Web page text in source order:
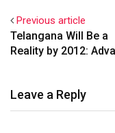
మాట్లాడుతూ తెలంగాణ
ఏర్పడిన తర్వాత అమెరికాలో
బతుకమ్మ వేడుకల్లో
వర్జీనియా, డీసీ, మేరీలాండ్,
Previous article
Telangana Will Be a
Reality by 2012:
Leave a Reply